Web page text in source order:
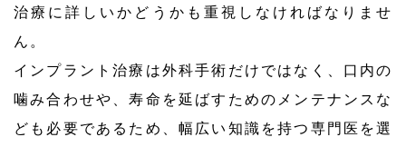
治療に詳しいかどうかも重視しなければなりませ
ん。
インプラント治療は外科手術だけではなく、口内の
噛み合わせや、寿命を延ばすためのメンテナンスな
ども必要であるため、幅広い知識を持つ専門医を選